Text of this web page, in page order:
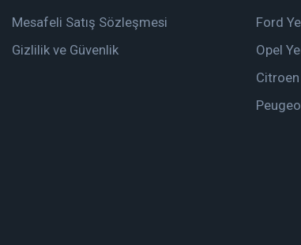
Mesafeli Satış Sözleşmesi
Gizlilik ve Güvenlik
Ford
Opel